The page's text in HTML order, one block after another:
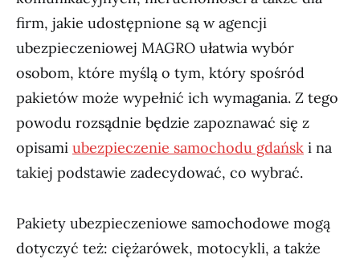
firm, jakie udostępnione są w agencji
ubezpieczeniowej MAGRO ułatwia wybór
osobom, które myślą o tym, który spośród
pakietów może wypełnić ich wymagania. Z tego
powodu rozsądnie będzie zapoznawać się z
opisami ubezpieczenie samochodu gdańsk i na
takiej podstawie zadecydować, co wybrać.
Pakiety ubezpieczeniowe samochodowe mogą
dotyczyć też: ciężarówek, motocykli, a także